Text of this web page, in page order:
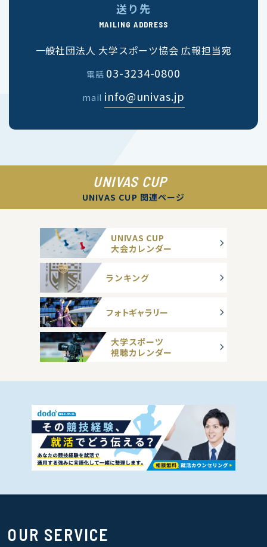
送り先
MAILING ADDRESS
一般社団法人 大学スポーツ協会 広報担当宛
電話 03-3234-0800
mail info@univas.jp
UNIVAS CUP
UNIVAS CUP 関連ページ
UNIVAS CUP
大会カレンダー
ランキング
フォトギャラリー
大学スポーツ
視聴カレンダー
OUR SERVICE